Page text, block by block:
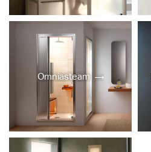
Omniasteam